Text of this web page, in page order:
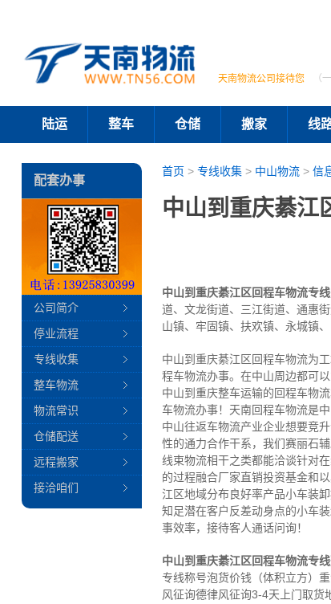
天南物流公司接待您 （
陆运 整车 仓储 搬家 线
首页 > 专线收集> 中山物流> 信
中山到重庆綦江
中山到重庆綦江区回程车物流专线
道、文龙街道、三江街道、通惠
山镇、牢固镇、扶欢镇、永城镇、
中山到重庆綦江区回程车物流为
程车物流办事。在中山周边都可
中山到重庆整车运输的回程车物
车物流办事！天南回程车物流是
中山往返车物流产业企业想要竞
性的通力合作干系，我们赛丽石
线束物流相干之类都能洽谈针对
的过程融合厂家直销投资基金和
江区地域分布良好率产品小车装
知足潜在客户反差动身点的小车
事效率，接待客人通话问询！
中山到重庆綦江区回程车物流专
专线称号泡货价钱（体积立方）
风征询德律风征询3-4天上门取货
配套办事
公司简介
停业流程
专线收集
整车物流
物流常识
仓储配送
远程搬家
接洽咱们